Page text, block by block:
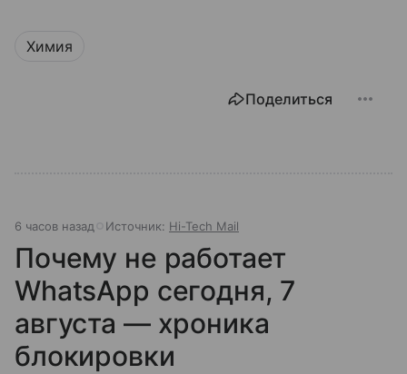
Химия
Поделиться
6 часов назад Источник: Hi-Tech Mail
Почему не работает
WhatsApp сегодня, 7
августа — хроника
блокировки